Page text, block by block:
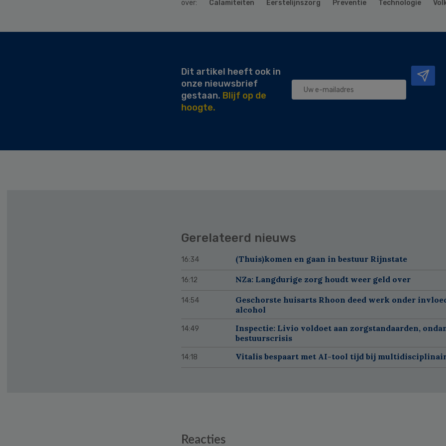
over:
Calamiteiten Eerstelijnszorg Preventie Technologie
Dit artikel heeft ook in
onze nieuwsbrief
gestaan. Blijf op de
hoogte.
Gerelateerd nieuws
16:34 (Thuis)komen en gaan in bestuur Rijnstate
16:12 NZa: Langdurige zorg houdt weer geld over
14:54
Geschorste huisarts Rhoon deed werk onder
alcohol
14:49
Inspectie: Livio voldoet aan zorgstandaarden,
bestuurscrisis
14:18 Vitalis bespaart met AI-tool tijd bij
Reacties